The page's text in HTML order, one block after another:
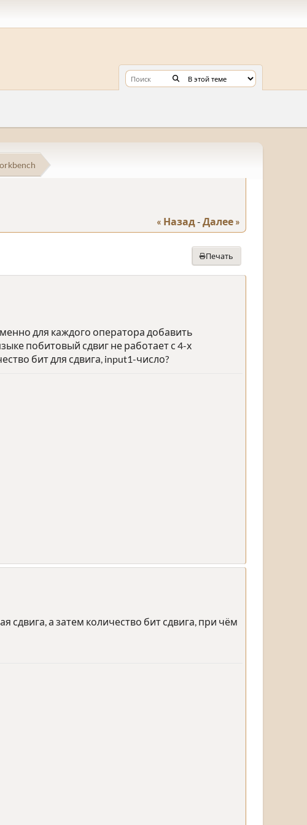
« Назад - Далее »
Печать
для каждого оператора добавить
побитовый сдвиг не работает с 4-х
бит для сдвига, input1-число?
а затем количество бит сдвига, при чём